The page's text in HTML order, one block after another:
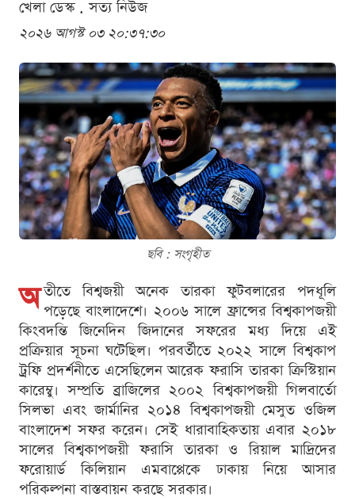
খেলা ডেস্ক . সত্য নিউজ
২০২৬ আগস্ট ০৩ ২০:৩৭:৩০
ছবি : সংগৃহীত
অ তীতে বিশ্বজয়ী অনেক তারকা ফুটবলারের পদধূলি
পড়েছে বাংলাদেশে। ২০০৬ সালে ফ্রান্সের বিশ্বকাপজয়ী
কিংবদন্তি জিনেদিন জিদানের সফরের মধ্য দিয়ে এই
প্রক্রিয়ার সূচনা ঘটেছিল। পরবর্তীতে ২০২২ সালে বিশ্বকাপ
ট্রফি প্রদর্শনীতে এসেছিলেন আরেক ফরাসি তারকা ক্রিস্টিয়ান
কারেম্বু। সম্প্রতি ব্রাজিলের ২০০২ বিশ্বকাপজয়ী গিলবার্তো
সিলভা এবং জার্মানির ২০১৪ বিশ্বকাপজয়ী মেসুত ওজিল
বাংলাদেশ সফর করেন। সেই ধারাবাহিকতায় এবার ২০১৮
সালের বিশ্বকাপজয়ী ফরাসি তারকা ও রিয়াল মাদ্রিদের
ফরোয়ার্ড কিলিয়ান এমবাপ্পেকে ঢাকায় নিয়ে আসার
পরিকল্পনা বাস্তবায়ন করছে সরকার।